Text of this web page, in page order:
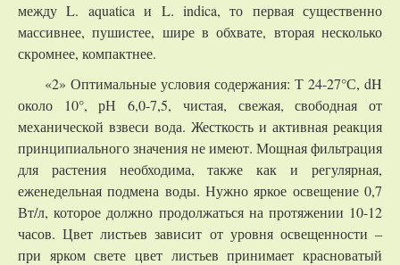
между L. aquatica и L. indica, то первая существенно
массивнее, пушистее, шире в обхвате, вторая несколько
скромнее, компактнее.
«2» Оптимальные условия содержания: Т 24-27°С, dH
около 10°, рН 6,0-7,5, чистая, свежая, свободная от
механической взвеси вода. Жесткость и активная реакция
принципиального значения не имеют. Мощная фильтрация
для растения необходима, также как и регулярная,
еженедельная подмена воды. Нужно яркое освещение 0,7
Вт/л, которое должно продолжаться на протяжении 10-12
часов. Цвет листьев зависит от уровня освещенности –
при ярком свете цвет листьев принимает красноватый